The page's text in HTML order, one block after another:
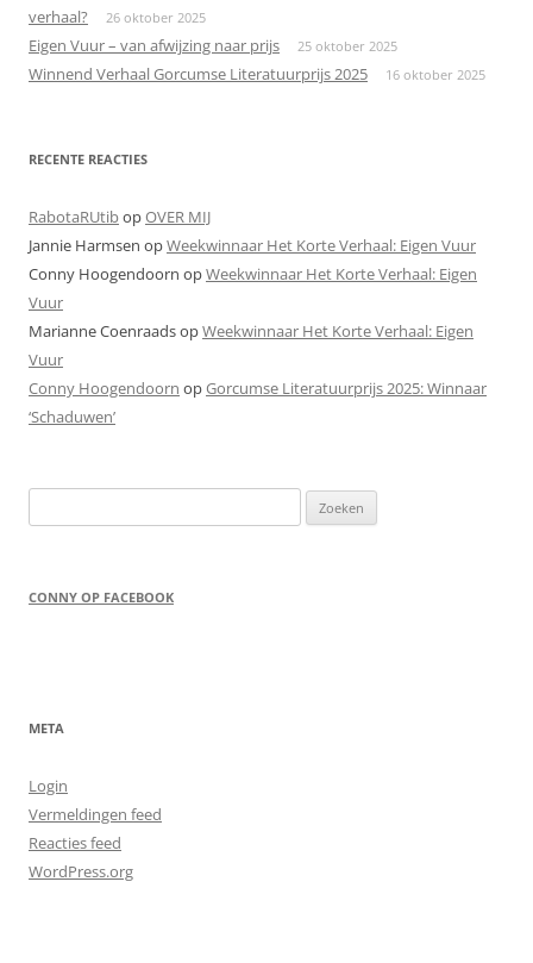
verhaal?
26 oktober 2025
Eigen Vuur – van afwijzing naar prijs 25 oktober 2025
Winnend Verhaal Gorcumse Literatuurprijs 2025 16 oktober 2025
RECENTE REACTIES
RabotaRUtibopOVER MIJ
Jannie Harmsen opWeekwinnaar Het Korte Verhaal: Eigen Vuur
Conny Hoogendoorn opWeekwinnaar Het Korte Verhaal: Eigen
Vuur
Marianne CoenraadsopWeekwinnaar Het Korte Verhaal: Eigen
Vuur
Conny Hoogendoorn opGorcumse Literatuurprijs 2025: Winnaar
‘Schaduwen’
naar:
CONNY OP FACEBOOK
META
Login
Vermeldingen feed
Reacties feed
WordPress.org